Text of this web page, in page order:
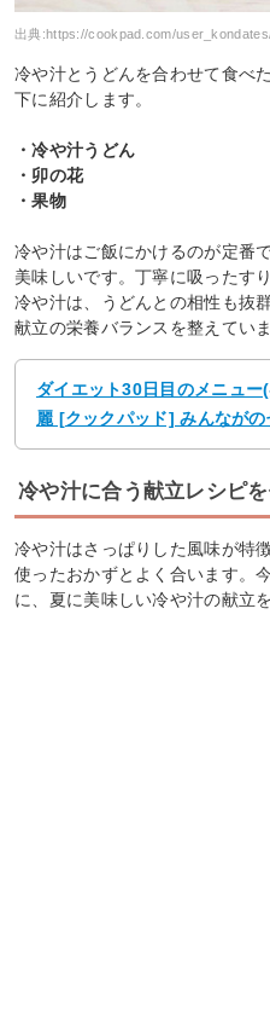
出典:https://cookpad.com/
冷や汁とうどんを合わせて食べ
下に紹介します。
・冷や汁うどん
・卯の花
・果物
冷や汁はご飯にかけるのが定番
美味しいです。丁寧に吸ったす
冷や汁は、うどんとの相性も抜
献立の栄養バランスを整えていま
ダイエット30日目のメニュ
麗 [クックパッド] みんながの
冷や汁に合う献立レシピを
冷や汁はさっぱりした風味が特
使ったおかずとよく合います。
に、夏に美味しい冷や汁の献立